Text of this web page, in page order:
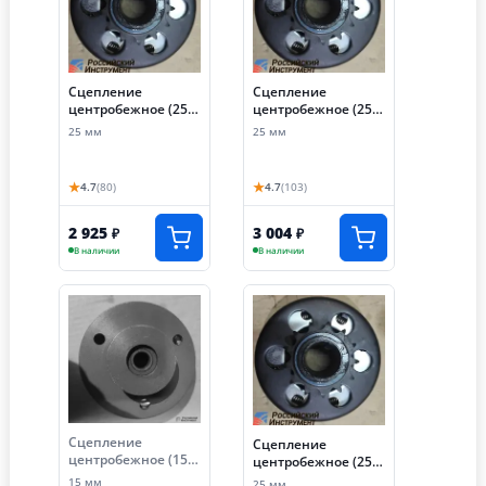
Сцепление
центробежное (25
мм, звезда 520-13T)
25 мм
★4.7(80)
2 925 ₽
В наличии
Сцепление
центробежное (25
мм, звезда 420-14T)
25 мм
★4.7(103)
3 004 ₽
В наличии
Сцепление
центробежное (15
мм, профиль ремня
15 мм
Сцепление
центробежное (25
мм, звезда 428-14T)